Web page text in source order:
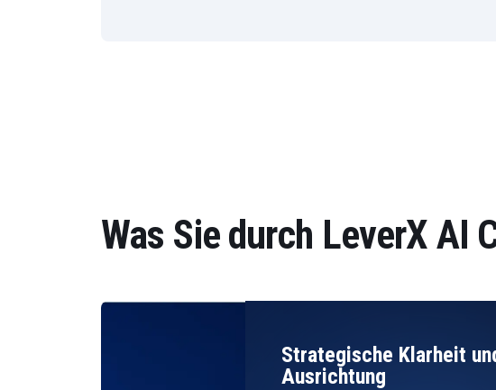
Was Sie durch LeverX AI
Strategische Klarheit
Ausrichtung